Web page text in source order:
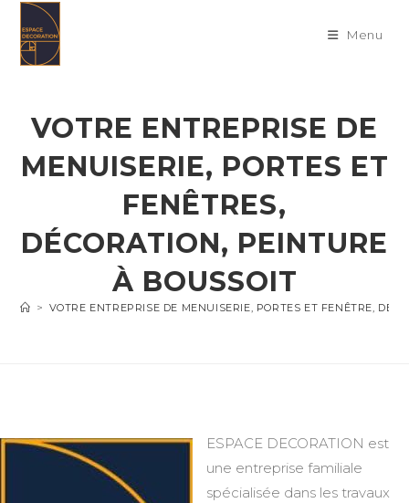
content
Menu
VOTRE ENTREPRISE DE
MENUISERIE, PORTES ET
FENÊTRES,
DÉCORATION, PEINTURE
À BOUSSOIT
> VOTRE ENTREPRISE DE MENUISERIE, PORTES ET FENÊTRE,
ESPACE DECORATION est
une entreprise familiale
spécialisée dans les travaux